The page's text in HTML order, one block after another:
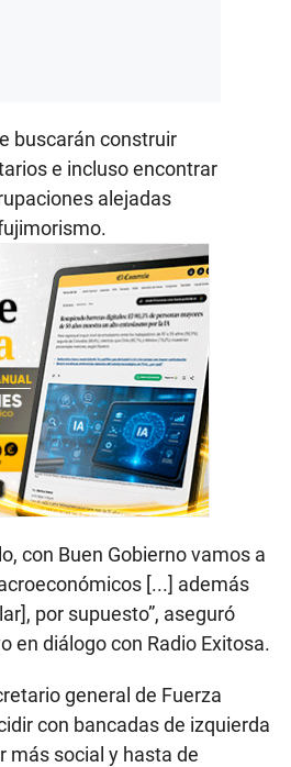
buscarán construir
e incluso encontrar
alejadas
con Buen Gobierno vamos a
[...] además
por supuesto”, aseguró
en diálogo con Radio Exitosa.
general de Fuerza
con bancadas de izquierda
más social y hasta de